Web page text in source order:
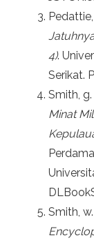
4).
Serikat.
Smith, g.
Minat
Smith,